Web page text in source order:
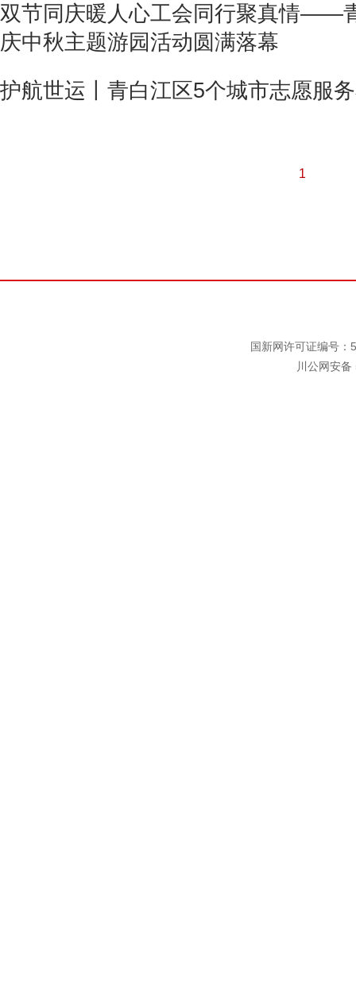
双节同庆暖人心工会同行聚真情——
庆中秋主题游园活动圆满落幕
护航世运丨青白江区5个城市志愿服
1
国新网许可证编号
川公网安